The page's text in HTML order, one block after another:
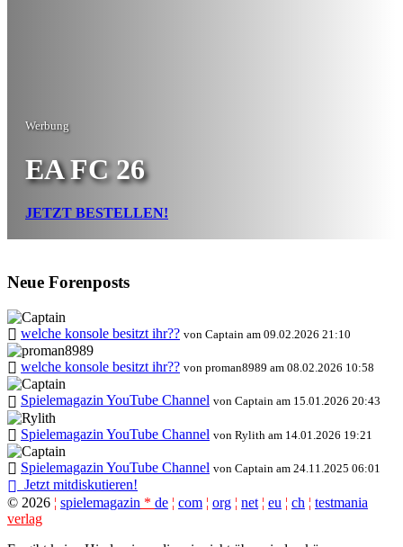
Werbung
EA FC 26
JETZT BESTELLEN!
Neue Forenposts
welche konsole besitzt ihr?? von Captain am 09.02.2026 21:10
welche konsole besitzt ihr?? von proman8989 am 08.02.2026 10:58
Spielemagazin YouTube Channel von Captain am 15.01.2026 20:43
Spielemagazin YouTube Channel von Rylith am 14.01.2026 19:21
Spielemagazin YouTube Channel von Captain am 24.11.2025 06:01
Jetzt mitdiskutieren!
© 2026 ¦ spielemagazin * de ¦ com ¦ org ¦ net ¦ eu ¦ ch ¦ testmania
verlag